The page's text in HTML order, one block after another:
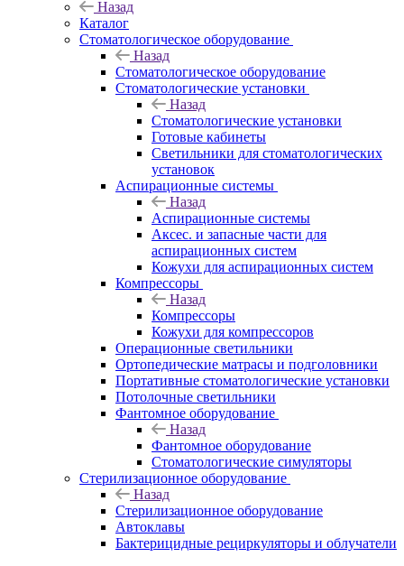
Назад
Каталог
Стоматологическое оборудование
Назад
Стоматологическое оборудование
Стоматологические установки
Назад
Стоматологические установки
Готовые кабинеты
Светильники для стоматологических
установок
Аспирационные системы
Назад
Аспирационные системы
Аксес. и запасные части для
аспирационных систем
Кожухи для аспирационных систем
Компрессоры
Назад
Компрессоры
Кожухи для компрессоров
Операционные светильники
Ортопедические матрасы и подголовники
Портативные стоматологические установки
Потолочные светильники
Фантомное оборудование
Назад
Фантомное оборудование
Стоматологические симуляторы
Стерилизационное оборудование
Назад
Стерилизационное оборудование
Автоклавы
Бактерицидные рециркуляторы и облучатели